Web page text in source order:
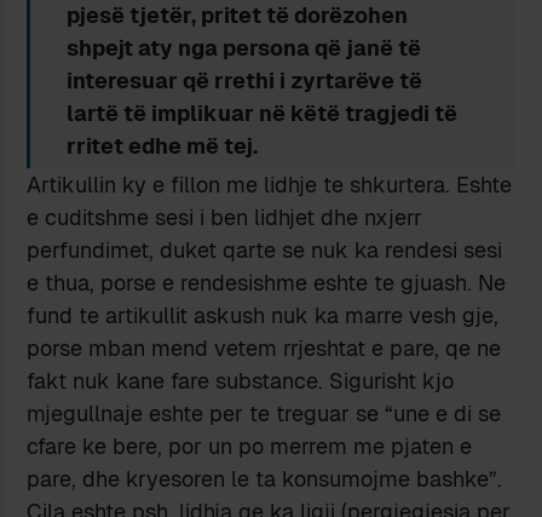
pjesë tjetër, pritet të dorëzohen
shpejt aty nga persona që janë të
interesuar që rrethi i zyrtarëve të
lartë të implikuar në këtë tragjedi të
rritet edhe më tej.
Artikullin ky e fillon me lidhje te shkurtera. Eshte
e cuditshme sesi i ben lidhjet dhe nxjerr
perfundimet, duket qarte se nuk ka rendesi sesi
e thua, porse e rendesishme eshte te gjuash. Ne
fund te artikullit askush nuk ka marre vesh gje,
porse mban mend vetem rrjeshtat e pare, qe ne
fakt nuk kane fare substance. Sigurisht kjo
mjegullnaje eshte per te treguar se “une e di se
cfare ke bere, por un po merrem me pjaten e
pare, dhe kryesoren le ta konsumojme bashke”.